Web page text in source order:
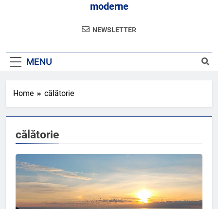
moderne
NEWSLETTER
MENU
Home călătorie
călătorie